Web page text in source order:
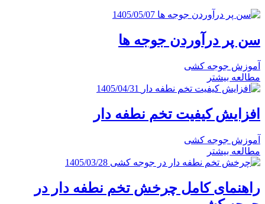
1405/05/07
سن پر درآوردن جوجه ها
آموزش جوجه کشی
مطالعه بیشتر
1405/04/31
افزایش کیفیت تخم نطفه دار
آموزش جوجه کشی
مطالعه بیشتر
1405/03/28
راهنمای کامل چرخش تخم نطفه دار در